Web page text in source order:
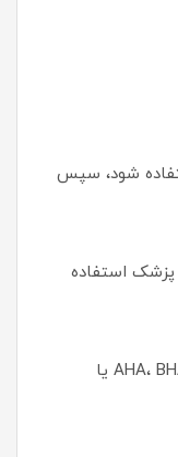
هفته استفاده شود، سپس
پزشک استفاده
استفاده همزمان با محصولات حاوی AHA، BHA یا